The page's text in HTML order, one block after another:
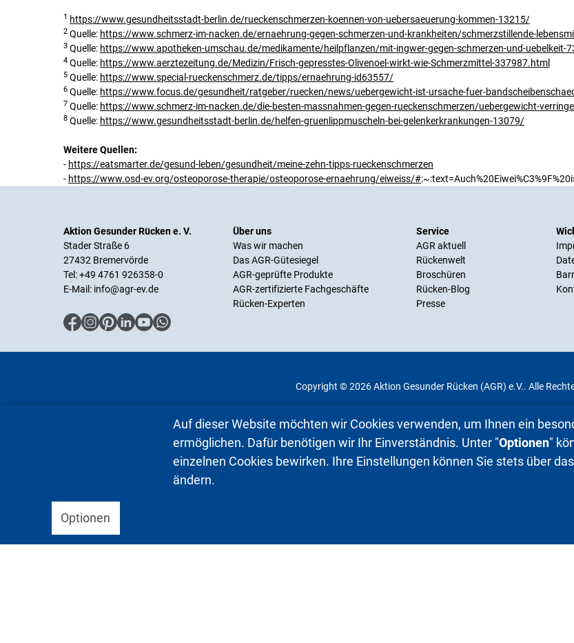
1 https://www.gesundheitsstadt-berlin.de/rueckenschmerzen-koennen-von-uebersaeuerung-kommen-13215/
2 Quelle: https://www.schmerz-im-nacken.de/ernaehrung-gegen-schmerzen-und-krankheiten/schmerzstillende-
3 Quelle: https://www.apotheken-umschau.de/medikamente/heilpflanzen/mit-ingwer-gegen-schmerzen-und-uebelkeit-
4 Quelle: https://www.aerztezeitung.de/Medizin/Frisch-gepresstes-Olivenoel-wirkt-wie-Schmerzmittel-337987.html
5 Quelle: https://www.special-rueckenschmerz.de/tipps/ernaehrung-id63557/
6 Quelle: https://www.focus.de/gesundheit/ratgeber/ruecken/news/uebergewicht-ist-ursache-fuer-
7 Quelle: https://www.schmerz-im-nacken.de/die-besten-massnahmen-gegen-rueckenschmerzen/uebergewicht-
8 Quelle: https://www.gesundheitsstadt-berlin.de/helfen-gruenlippmuscheln-bei-gelenkerkrankungen-13079/
Weitere Quellen:
- https://eatsmarter.de/gesund-leben/gesundheit/meine-zehn-tipps-rueckenschmerzen
- https://www.osd-ev.org/osteoporose-therapie/osteoporose-ernaehrung/eiweiss/#
Aktion Gesunder Rücken e. V.
Stader Straße 6
27432 Bremervörde
Tel: +49 4761 926358-0
E-Mail: info@agr-ev.de
Über uns
Was wir machen
Das AGR-Gütesiegel
AGR-geprüfte Produkte
AGR-zertifizierte Fachgeschäfte
Rücken-Experten
Service
AGR aktuell
Rückenwelt
Broschüren
Rücken-Blog
Presse
Copyright © 2026 Aktion Gesunder Rücken (AGR) e.V.. Alle
Auf dieser Website möchten wir Cookies verwenden, um Ihnen ein
ermöglichen. Dafür benötigen wir Ihr Einverständnis. Unter "Optionen"
einzelnen Cookies bewirken. Ihre Einstellungen können Sie stets über
ändern.
Optionen